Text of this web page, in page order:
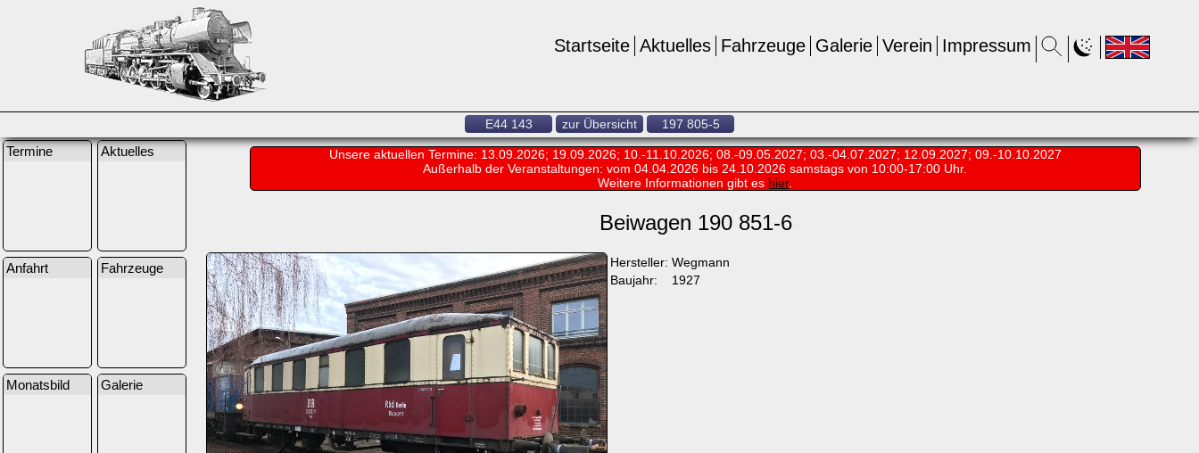
Impressum
Verein
Galerie
Fahrzeuge
Aktuelles
Startseite
E44 143 zur Übersicht 197 805-5
Termine Aktuelles
Anfahrt Fahrzeuge
Monatsbild Galerie
Unsere aktuellen Termine: 13.09.2026; 19.09.2026; 10.-11.10.2026; 08.-09.05.2027; 03.-04.07.2027; 12.09.2027; 09.-10.10.2027
Außerhalb der Veranstaltungen:vom 04.04.2026 bis 24.10.2026 samstags von 10:00-17:00 Uhr.
Weitere Informationen gibt es hier.
Beiwagen 190 851-6
Hersteller: Wegmann
Baujahr:
1927